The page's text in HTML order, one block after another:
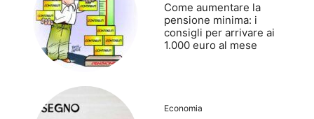
Come aumentare la
pensione minima: i
consigli per arrivare ai
1.000 euro al mese
Economia